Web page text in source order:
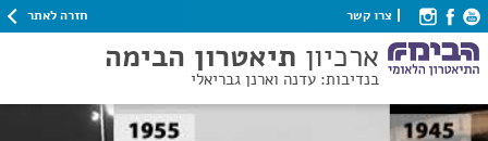
צרו קשר חזרה לאתר
ארכיון תיאטרון הבימה
בנדיבות: עדנה וארנן גבריאלי